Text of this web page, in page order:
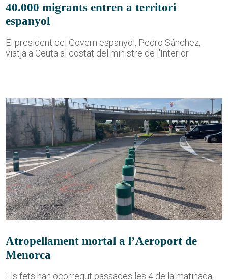
40.000 migrants entren a territori
espanyol
El president del Govern espanyol, Pedro Sánchez,
viatja a Ceuta al costat del ministre de l'Interior
Atropellament mortal a l’Aeroport de
Menorca
Els fets han ocorregut passades les 4 de la matinada,